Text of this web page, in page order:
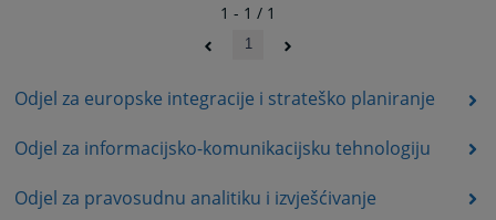
Odjel za europske integracije i strateško planiranje
Odjel za informacijsko-komunikacijsku tehnologiju
Odjel za pravosudnu analitiku i izvješćivanje
1 - 1 / 1
1